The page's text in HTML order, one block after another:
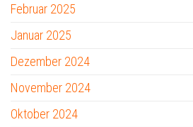
Februar 2025
Januar 2025
Dezember 2024
November 2024
Oktober 2024